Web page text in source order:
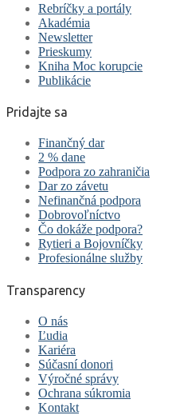
Rebríčky a portály
Akadémia
Newsletter
Prieskumy
Kniha Moc korupcie
Publikácie
Pridajte sa
Finančný dar
2 % dane
Podpora zo zahraničia
Dar zo závetu
Nefinančná podpora
Dobrovoľníctvo
Čo dokáže podpora?
Rytieri a Bojovníčky
Profesionálne služby
Transparency
O nás
Ľudia
Kariéra
Súčasní donori
Výročné správy
Ochrana súkromia
Kontakt